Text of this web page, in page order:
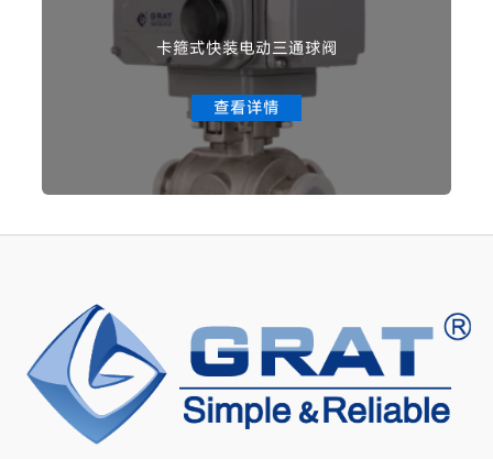
卡箍式快装电动三通球阀
查看详情